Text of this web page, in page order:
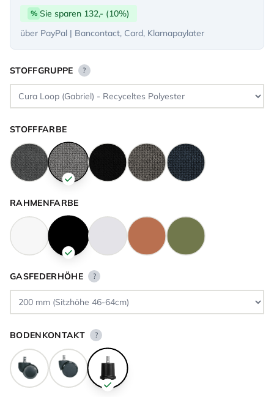
% Sie sparen 132,- (10%)
über PayPal | Bancontact, Card, Klarnapaylater
STOFFGRUPPE ?
STOFFFARBE
RAHMENFARBE
GASFEDERHÖHE ?
BODENKONTAKT ?